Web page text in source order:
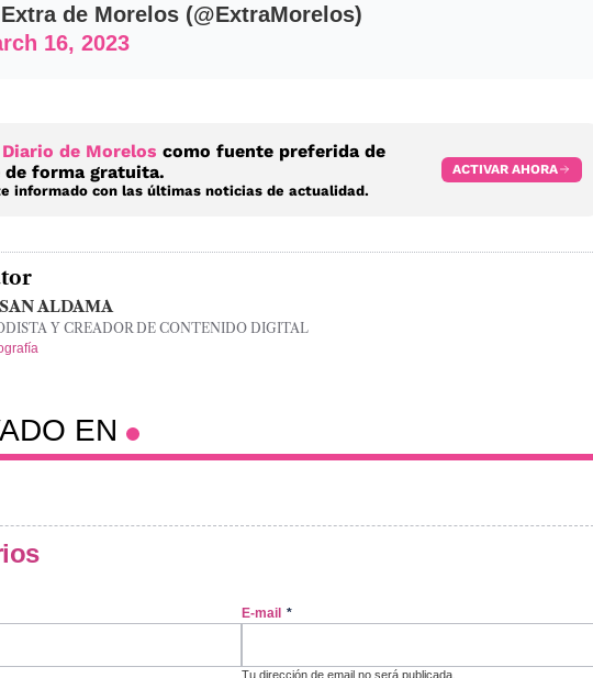
de Morelos (@ExtraMorelos)
16, 2023
Diario de Morelos como fuente preferida de
de forma gratuita.
informado con las últimas noticias de actualidad.
ACTIVAR AHORA
ALDAMA
Y CREADOR DE CONTENIDO DIGITAL
EN
E-mail *
Tu dirección de email no será publicada.